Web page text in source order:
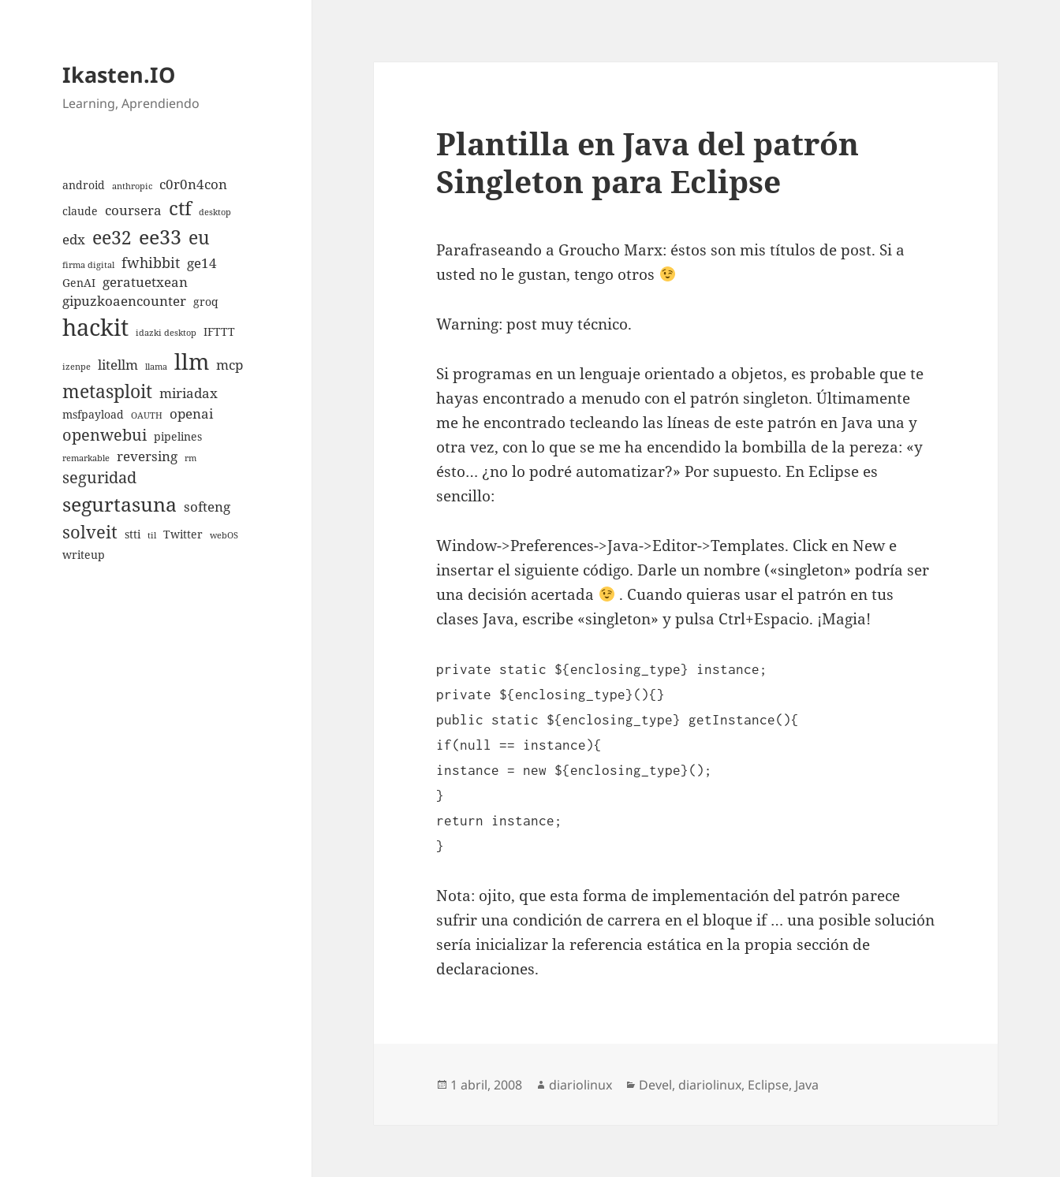
Ikasten.IO
Learning, Aprendiendo
android anthropic c0r0n4con
claude coursera ctf desktop
edx ee32 ee33 eu
firma digital fwhibbit ge14
GenAI geratuetxean
gipuzkoaencounter groq
hackit idazki desktop IFTTT
izenpe litellm llama llm mcp
metasploit miriadax
msfpayload OAUTH openai
openwebui pipelines
remarkable reversing rm
seguridad
segurtasuna softeng
solveit stti til Twitter webOS
writeup
Plantilla en Java del patrón
Singleton para Eclipse
Parafraseando a Groucho Marx: éstos son mis títulos de post. Si a
usted no le gustan, tengo otros
Warning: post muy técnico.
Si programas en un lenguaje orientado a objetos, es probable que te
hayas encontrado a menudo con el patrón singleton. Últimamente
me he encontrado tecleando las líneas de este patrón en Java una y
otra vez, con lo que se me ha encendido la bombilla de la pereza: «y
ésto… ¿no lo podré automatizar?» Por supuesto. En Eclipse es
sencillo:
Window->Preferences->Java->Editor->Templates. Click en New e
insertar el siguiente código. Darle un nombre («singleton» podría ser
una decisión acertada
. Cuando quieras usar el patrón en tus
clases Java, escribe «singleton» y pulsa Ctrl+Espacio. ¡Magia!
private static ${enclosing_type} instance;
private ${enclosing_type}(){}
public static ${enclosing_type} getInstance(){
if(null == instance){
instance = new ${enclosing_type}();
}
return instance;
}
Nota: ojito, que esta forma de implementación del patrón parece
sufrir una condición de carrera en el bloque if … una posible solución
sería inicializar la referencia estática en la propia sección de
declaraciones.
Publicado
1 abril, 2008 Autor
diariolinux Categorías
Devel, diariolinux, Eclipse, Java